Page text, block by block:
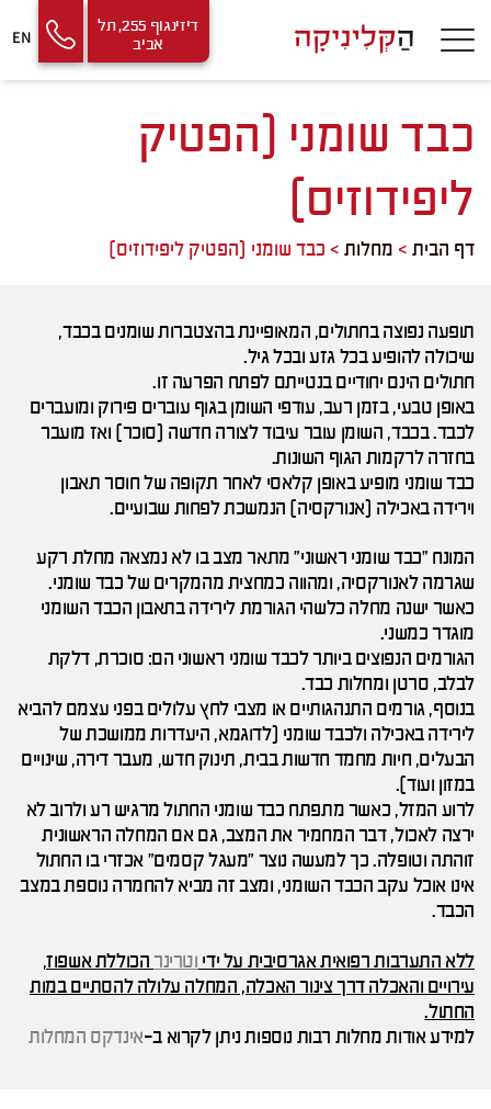
to
Us
דיזינגוף 255, תל
אביב
EN
כבד שומני (הפטיק
ליפידוזיס)
דף הבית > מחלות > כבד שומני (הפטיק ליפידוזיס)
תופעה נפוצה בחתולים, המאופיינת בהצטברות שומנים בכבד,
שיכולה להופיע בכל גזע ובכל גיל.
חתולים הינם יחודיים בנטייתם לפתח הפרעה זו.
באופן טבעי, בזמן רעב, עודפי השומן בגוף עוברים פירוק ומועברים
לכבד. בכבד, השומן עובר עיבוד לצורה חדשה (סוכר) ואז מועבר
בחזרה לרקמות הגוף השונות.
כבד שומני מופיע באופן קלאסי לאחר תקופה של חוסר תאבון
וירידה באכילה (אנורקסיה) הנמשכת לפחות שבועיים.
המונח "כבד שומני ראשוני" מתאר מצב בו לא נמצאה מחלת רקע
שגרמה לאנורקסיה, ומהווה כמחצית מהמקרים של כבד שומני.
כאשר ישנה מחלה כלשהי הגורמת לירידה בתאבון הכבד השומני
מוגדר כמשני.
הגורמים הנפוצים ביותר לכבד שומני ראשוני הם: סוכרת, דלקת
לבלב, סרטן ומחלות כבד.
בנוסף, גורמים התנהגותיים או מצבי לחץ עלולים בפני עצמם להביא
לירידה באכילה ולכבד שומני (לדוגמא, היעדרות ממושכת של
הבעלים, חיות מחמד חדשות בבית, תינוק חדש, מעבר דירה, שינויים
במזון ועוד).
לרוע המזל, כאשר מתפתח כבד שומני החתול מרגיש רע ולרוב לא
ירצה לאכול, דבר המחמיר את המצב, גם אם המחלה הראשונית
זוהתה וטופלה. כך למעשה נוצר "מעגל קסמים" אכזרי בו החתול
אינו אוכל עקב הכבד השומני, ומצב זה מביא להחמרה נוספת במצב
הכבד.
ללא התערבות רפואית אגרסיבית על ידי וטרינר הכוללת אשפוז,
עירויים והאכלה דרך צינור האכלה, המחלה עלולה להסתיים במות
החתול.
למידע אודות מחלות רבות נוספות ניתן לקרוא ב-אינדקס המחלות